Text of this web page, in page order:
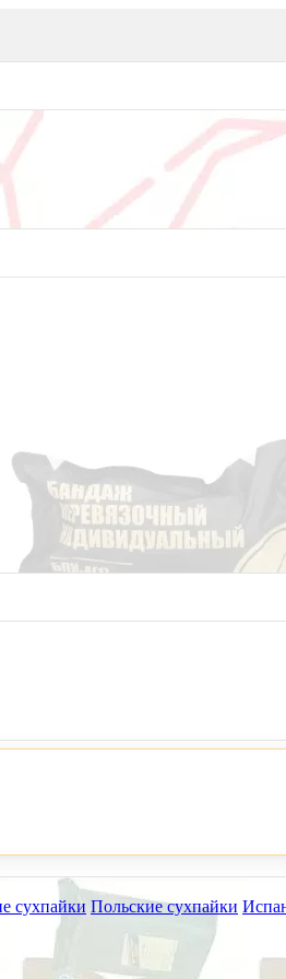
сухпайки Польские сухпайки
73-32
в субботу 8 и 15 августа.